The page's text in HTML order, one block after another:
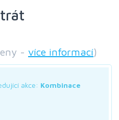
- více informací)
akce: Kombinace